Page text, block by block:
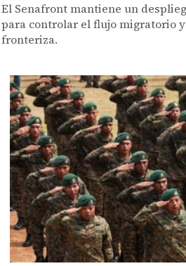
El Senafront mantiene un
para controlar el flujo migratorio
fronteriza.